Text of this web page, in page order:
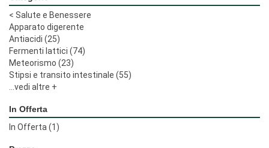
< Salute e Benessere
Apparato digerente
Antiacidi (25)
Fermenti lattici (74)
Meteorismo (23)
Stipsi e transito intestinale (55)
...vedi altre +
In Offerta
In Offerta (1)